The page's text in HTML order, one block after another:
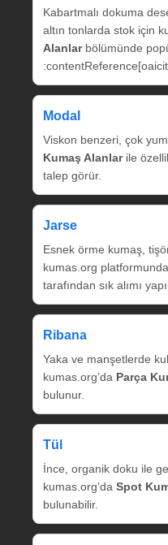
Kabartmalı dokuma
altın tonlarda stok için
Alanlarbölümünde
Modal
Viskon benzeri, çok
Kumaş Alanlarile
talep görür.
Jarse
Esnek örme kumaş,
kumas.org platformunda
tarafından sık alımı
Ribana
Yaka ve manşetlerde
kumas.org’da Parça
bulunur.
Tül
İnce, organik doku ile
kumas.org’da Spot
bulunabilir.